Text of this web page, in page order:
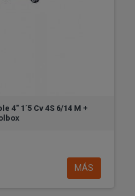
4" 1´5 Cv 4S 6/14 M +
MÁS